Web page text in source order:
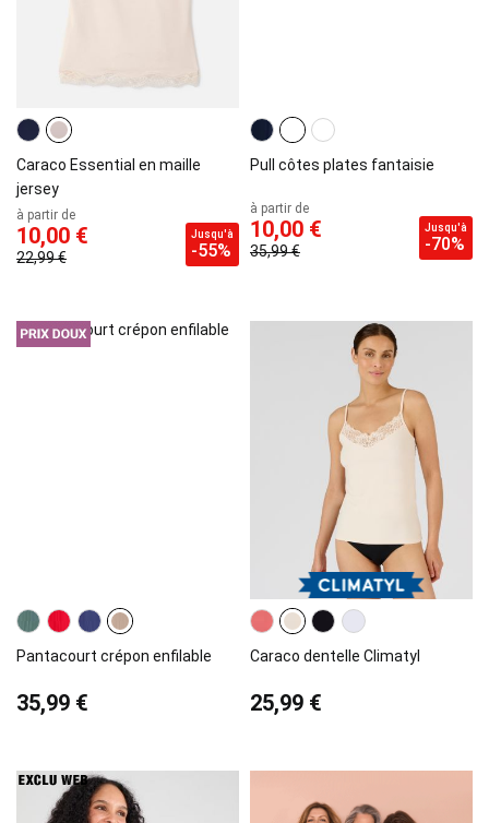
Caraco Essential en maille
jersey
à partir de
10,00 €
22,99 €
Jusqu'à
-55%
Pull côtes plates fantaisie
à partir de
10,00 €
35,99 €
Jusqu'à
-70%
Pantacourt crépon enfilable
35,99 €
Caraco dentelle Climatyl
25,99 €